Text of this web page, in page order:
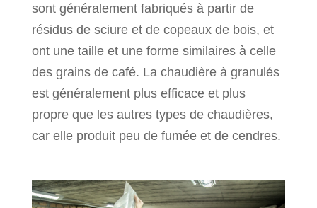
sont généralement fabriqués à partir de
résidus de sciure et de copeaux de bois, et
ont une taille et une forme similaires à celle
des grains de café. La chaudière à granulés
est généralement plus efficace et plus
propre que les autres types de chaudières,
car elle produit peu de fumée et de cendres.